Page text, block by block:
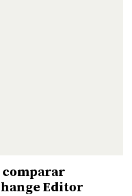
comparar
Editor